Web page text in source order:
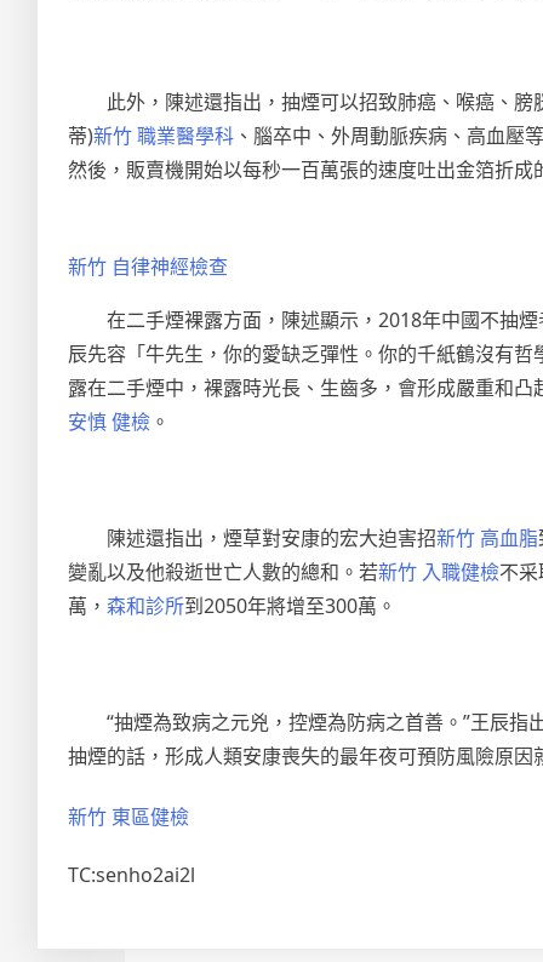
此外，陳述還指出，抽煙可以招致肺癌、喉癌、膀
蒂)新竹 職業醫學科 、腦卒中、外周動脈疾病、高血壓
然後，販賣機開始以每秒一百萬張的速度吐出金箔折
新竹 自律神經檢查
在二手煙裸露方面，陳述顯示，2018年中國不抽煙
辰先容「牛先生，你的愛缺乏彈性。你的千紙鶴沒有
露在二手煙中，裸露時光長、生齒多，會形成嚴重和
安慎 健檢 。
陳述還指出，煙草對安康的宏大迫害招新竹 高血脂
變亂以及他殺逝世亡人數的總和。若新竹 入職健檢不
萬， 森和診所到2050年將增至300萬。
“抽煙為致病之元兇，控煙為防病之首善。”王辰指
抽煙的話，形成人類安康喪失的最年夜可預防風險原因
新竹 東區健檢
TC:senho2ai2l